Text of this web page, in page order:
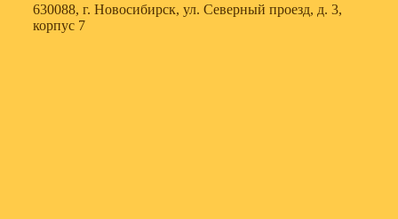
630088, г. Новосибирск, ул. Северный проезд, д. 3,
корпус 7